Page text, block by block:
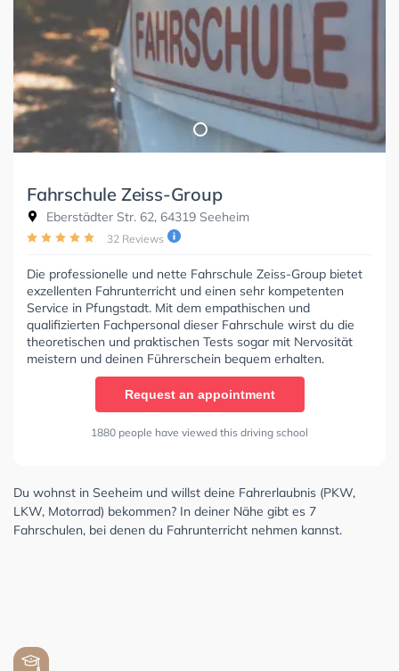
Fahrschule Zeiss-Group
Eberstädter Str. 62, 64319 Seeheim
32 Reviews
Die professionelle und nette Fahrschule Zeiss-Group bietet
exzellenten Fahrunterricht und einen sehr kompetenten
Service in Pfungstadt. Mit dem empathischen und
qualifizierten Fachpersonal dieser Fahrschule wirst du die
theoretischen und praktischen Tests sogar mit Nervosität
meistern und deinen Führerschein bequem erhalten.
Request an appointment
1880 people have viewed this driving school
Du wohnst in Seeheim und willst deine Fahrerlaubnis (PKW,
LKW, Motorrad) bekommen? In deiner Nähe gibt es 7
Fahrschulen, bei denen du Fahrunterricht nehmen kannst.